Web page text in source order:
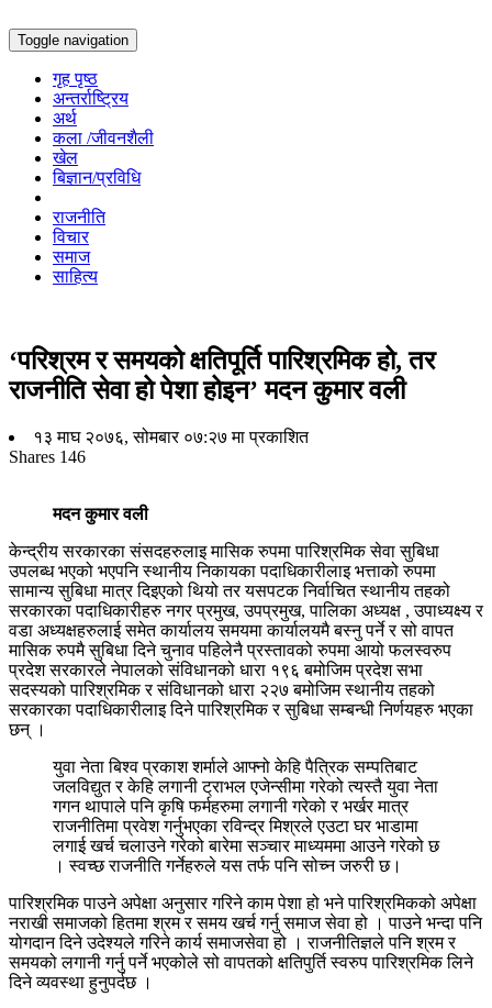
Toggle navigation
गृह पृष्ठ
अन्तर्राष्ट्रिय
अर्थ
कला /जीवनशैली
खेल
बिज्ञान/प्रविधि
राजनीति
विचार
समाज
साहित्य
‘परिश्रम र समयको क्षतिपूर्ति पारिश्रमिक हो, तर
राजनीति सेवा हो पेशा होइन’ मदन कुमार वली
१३ माघ २०७६, सोमबार ०७:२७ मा प्रकाशित
Shares 146
मदन कुमार वली
केन्द्रीय सरकारका संसदहरुलाइ मासिक रुपमा पारिश्रमिक सेवा सुबिधा
उपलब्ध भएको भएपनि स्थानीय निकायका पदाधिकारीलाइ भत्ताको रुपमा
सामान्य सुबिधा मात्र दिइएको थियो तर यसपटक निर्वाचित स्थानीय तहको
सरकारका पदाधिकारीहरु नगर प्रमुख, उपप्रमुख, पालिका अध्यक्ष , उपाध्यक्ष्य र
वडा अध्यक्षहरुलाई समेत कार्यालय समयमा कार्यालयमै बस्नु पर्ने र सो वापत
मासिक रुपमै सुबिधा दिने चुनाव पहिलेनै प्रस्तावको रुपमा आयो फलस्वरुप
प्रदेश सरकारले नेपालको संविधानको धारा १९६ बमोजिम प्रदेश सभा
सदस्यको पारिश्रमिक र संविधानको धारा २२७ बमोजिम स्थानीय तहको
सरकारका पदाधिकारीलाइ दिने पारिश्रमिक र सुबिधा सम्बन्धी निर्णयहरु भएका
छन् ।
युवा नेता बिश्व प्रकाश शर्माले आफ्नो केहि पैत्रिक सम्पतिबाट
जलविद्युत र केहि लगानी ट्राभल एजेन्सीमा गरेको त्यस्तै युवा नेता
गगन थापाले पनि कृषि फर्महरुमा लगानी गरेको र भर्खर मात्र
राजनीतिमा प्रवेश गर्नुभएका रविन्द्र मिश्रले एउटा घर भाडामा
लगाई खर्च चलाउने गरेको बारेमा सञ्चार माध्यममा आउने गरेको छ
। स्वच्छ राजनीति गर्नेहरुले यस तर्फ पनि सोच्न जरुरी छ।
पारिश्रमिक पाउने अपेक्षा अनुसार गरिने काम पेशा हो भने पारिश्रमिकको अपेक्षा
नराखी समाजको हितमा श्रम र समय खर्च गर्नु समाज सेवा हो । पाउने भन्दा पनि
योगदान दिने उदेश्यले गरिने कार्य समाजसेवा हो । राजनीतिज्ञले पनि श्रम र
समयको लगानी गर्नु पर्ने भएकोले सो वापतको क्षतिपुर्ति स्वरुप पारिश्रमिक लिने
दिने व्यवस्था हुनुपर्दछ ।